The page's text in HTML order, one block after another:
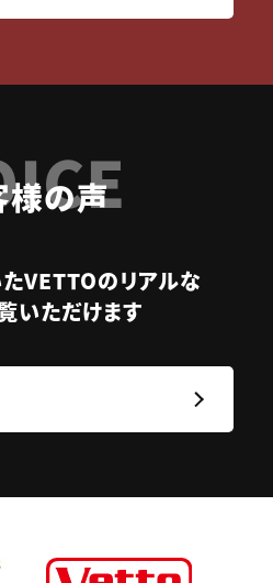
様の声
VETTOのリアルな
いただけます